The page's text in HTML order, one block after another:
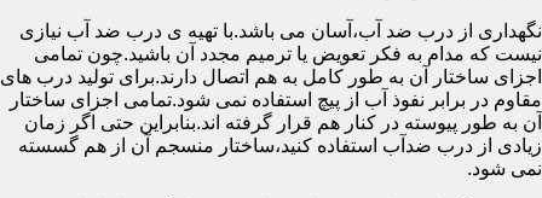
نگهداری از درب ضد آب،آسان می باشد.با تهیه ی درب ضد آب نیازی
نیست که مدام به فکر تعویض یا ترمیم مجدد آن باشید.چون تمامی
اجزای ساختار آن به طور کامل به هم اتصال دارند.برای تولید درب های
مقاوم در برابر نفوذ آب از پیچ استفاده نمی شود.تمامی اجزای ساختار
آن به طور پیوسته در کنار هم قرار گرفته اند.بنابراین حتی اگر زمان
زیادی از درب ضدآب استفاده کنید،ساختار منسجم آن از هم گسسته
نمی شود.